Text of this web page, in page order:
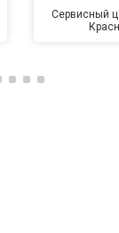
Сервисный